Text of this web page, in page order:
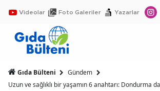
Videolar Foto Galeriler Yazarlar
Gıda Bülteni
Gündem
Uzun ve sağlıklı bir yaşamın 6 anahtarı: Dondurma